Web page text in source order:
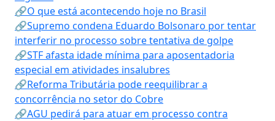
🔗O que está acontecendo hoje no Brasil
🔗Supremo condena Eduardo Bolsonaro por tentar
interferir no processo sobre tentativa de golpe
🔗STF afasta idade mínima para aposentadoria
especial em atividades insalubres
🔗Reforma Tributária pode reequilibrar a
concorrência no setor do Cobre
🔗AGU pedirá para atuar em processo contra